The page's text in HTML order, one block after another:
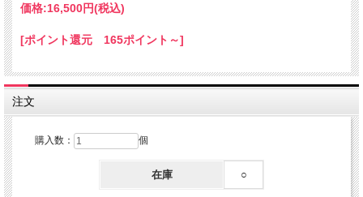
CO2の浸透の深さは３?以上
5分後に角質層に浸透
10分後に表皮層に浸透
30分後に真皮層に浸透
その後皮下組織まで浸透
さらに時間の経過と共に、右肩上がりに炭酸量が増加します。
高濃度PPMを謳う、多くの同種の炭酸パックは、下段左下のように5分程度で炭酸
“プリマトリーチェ 18サイエンス CO2 ジェルパック”は60分後に最高潮を迎えるの
価格:16,500円(税込)
[ポイント還元 165ポイント～]
注文
購入数： 個
在庫 ○